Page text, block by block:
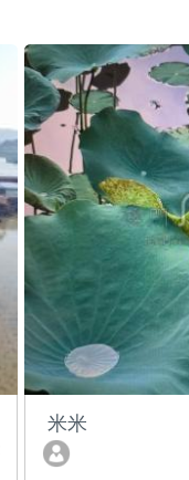
米米